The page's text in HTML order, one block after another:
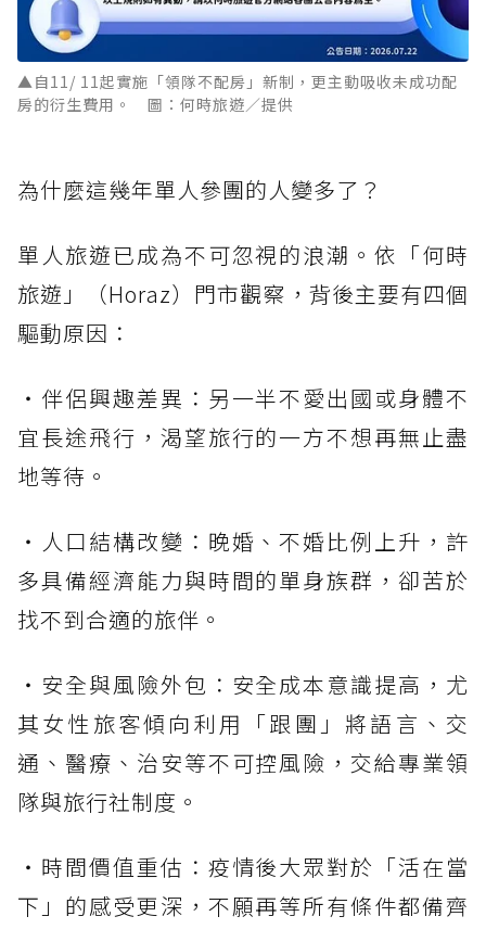
▲自11/ 11起實施「領隊不配房」新制，更主動吸收未成功配
房的衍生費用。 圖：何時旅遊／提供
為什麼這幾年單人參團的人變多了？
單人旅遊已成為不可忽視的浪潮。依「何時
旅遊」（Horaz）門市觀察，背後主要有四個
驅動原因：
・伴侶興趣差異：另一半不愛出國或身體不
宜長途飛行，渴望旅行的一方不想再無止盡
地等待。
・人口結構改變：晚婚、不婚比例上升，許
多具備經濟能力與時間的單身族群，卻苦於
找不到合適的旅伴。
・安全與風險外包：安全成本意識提高，尤
其女性旅客傾向利用「跟團」將語言、交
通、醫療、治安等不可控風險，交給專業領
隊與旅行社制度。
・時間價值重估：疫情後大眾對於「活在當
下」的感受更深，不願再等所有條件都備齊